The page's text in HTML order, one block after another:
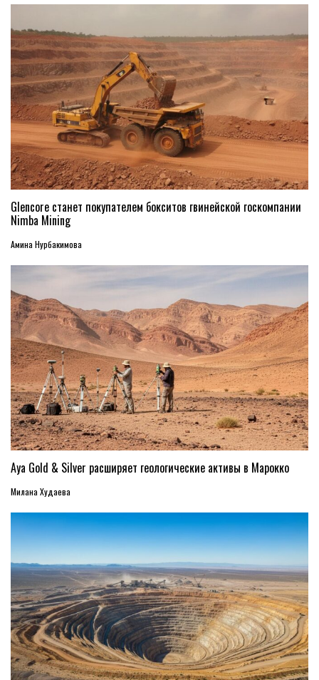
Glencore станет покупателем бокситов гвинейской госкомпании
Nimba Mining
Амина Нурбакимова
Aya Gold & Silver расширяет геологические активы в Марокко
Милана Худаева